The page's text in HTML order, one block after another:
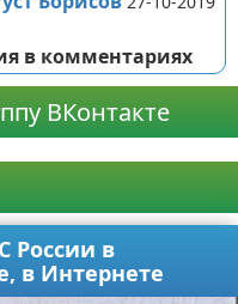
в комментариях
ВКонтакте
России в
в Интернете